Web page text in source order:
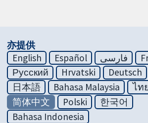
亦提供
English
Español فارسی
Русский
Hrvatski Deutsch
日本語
Bahasa Malaysia ไท
简体中文
Polski
한국어
Bahasa Indonesia